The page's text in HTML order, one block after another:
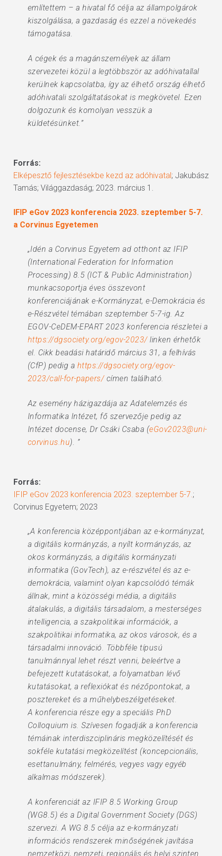
említettem – a hivatal fő célja az állampolgárok
kiszolgálása, a gazdaság és ezzel a növekedés
támogatása.
A cégek és a magánszemélyek az állam
szervezetei közül a legtöbbször az adóhivatallal
kerülnek kapcsolatba, így az élhető ország élhető
adóhivatali szolgáltatásokat is megkövetel. Ezen
dolgozunk és komolyan vesszük a
küldetésünket.”
Forrás:
Elképesztő fejlesztésekbe kezd az adóhivatal; Jakubász
Tamás; Világgazdaság; 2023. március 1.
IFIP eGov 2023 konferencia 2023. szeptember 5-7.
a Corvinus Egyetemen
„Idén a Corvinus Egyetem ad otthont az IFIP
(International Federation for Information
Processing) 8.5 (ICT & Public Administration)
munkacsoportja éves összevont
konferenciájának e-Kormányzat, e-Demokrácia és
e-Részvétel témában szeptember 5-7-ig. Az
EGOV-CeDEM-EPART 2023 konferencia részletei a
https://dgsociety.org/egov-2023/linken érhetők
el. Cikk beadási határidő március 31, a felhívás
(CfP) pedig a https://dgsociety.org/egov-
2023/call-for-papers/címen található.
Az esemény házigazdája az Adatelemzés és
Informatika Intézet, fő szervezője pedig az
Intézet docense, Dr Csáki Csaba (eGov2023@uni-
corvinus.hu). ”
Forrás:
IFIP eGov 2023 konferencia 2023. szeptember 5-7.;
Corvinus Egyetem; 2023
„A konferencia középpontjában az e-kormányzat,
a digitális kormányzás, a nyílt kormányzás, az
okos kormányzás, a digitális kormányzati
informatika (GovTech), az e-részvétel és az e-
demokrácia, valamint olyan kapcsolódó témák
állnak, mint a közösségi média, a digitális
átalakulás, a digitális társadalom, a mesterséges
intelligencia, a szakpolitikai információk, a
szakpolitikai informatika, az okos városok, és a
társadalmi innováció. Többféle típusú
tanulmánnyal lehet részt venni, beleértve a
befejezett kutatásokat, a folyamatban lévő
kutatásokat, a reflexiókat és nézőpontokat, a
posztereket és a műhelybeszélgetéseket.
A konferencia része egy a speciális PhD
Colloquium is. Szívesen fogadják a konferencia
témáinak interdiszciplináris megközelítését és
sokféle kutatási megközelítést (koncepcionális,
esettanulmány, felmérés, vegyes vagy egyéb
alkalmas módszerek).
A konferenciát az IFIP 8.5 Working Group
(WG8.5) és a Digital Government Society (DGS)
szervezi. A WG 8.5 célja az e-kormányzati
információs rendszerek minőségének javítása
nemzetközi, nemzeti, regionális és helyi szinten.